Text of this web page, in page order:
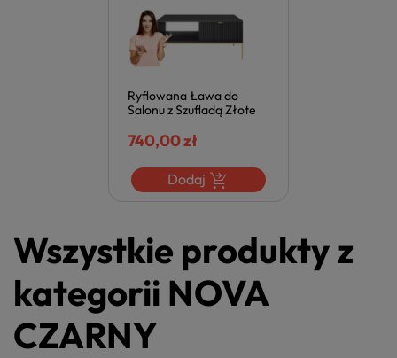
Ryflowana Ława do
Salonu z Szufladą Złote
Nowoczesna Czarna
Laminowana NOVA
740,00 zł
Dodaj
Wszystkie produkty z
kategorii NOVA
CZARNY